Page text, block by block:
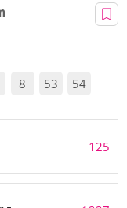
8 53 54
125